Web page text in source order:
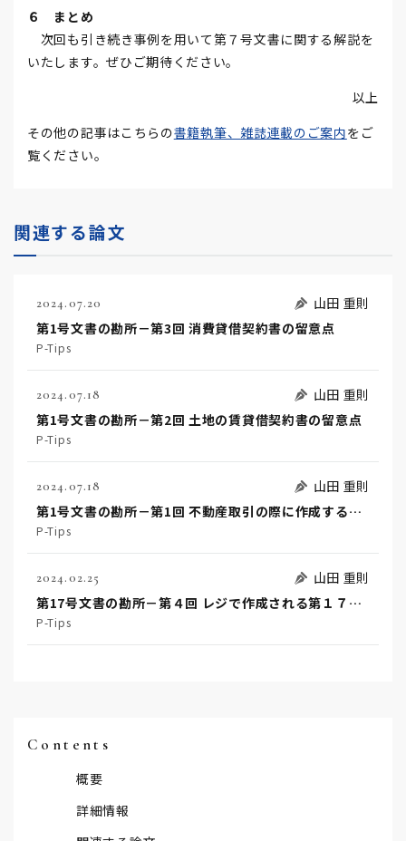
６ まとめ
次回も引き続き事例を用いて第７号文書に関する解説を
いたします。ぜひご期待ください。
以上
その他の記事はこちらの書籍執筆、雑誌連載のご案内をご
覧ください。
関連する論文
2024.07.20
山田 重則
第1号文書の勘所－第3回 消費貸借契約書の留意点
P-Tips
2024.07.18
山田 重則
第1号文書の勘所－第2回 土地の賃貸借契約書の留意点
P-Tips
2024.07.18
山田 重則
第1号文書の勘所－第1回 不動産取引の際に作成する文書の留意点
P-Tips
2024.02.25
山田 重則
第17号文書の勘所－第４回 レジで作成される第１７号文書のチェックポイント
P-Tips
Contents
概要
詳細情報